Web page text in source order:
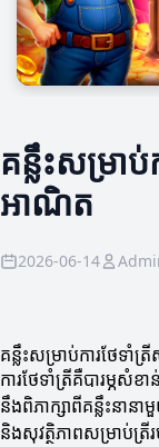
គន្លឹះសម្រាប់
អាណិត
2026-06-14
គន្លឹះសម្រាប់ការថែទាំ
ការថែទាំត្រីគឺបារម្ភសំ
នឹងពិភាក្សាពីគន្លឹះនាន
និងសុវត្ថិភាពសម្រាប់ត្